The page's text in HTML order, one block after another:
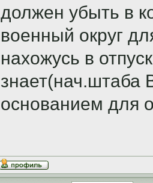
должен убыть в
военный округ
нахожусь в
знает(нач.штаба
основанием для